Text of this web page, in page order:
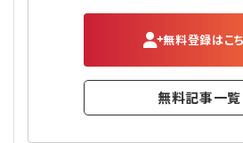
無料登録はこ
無料記事一覧